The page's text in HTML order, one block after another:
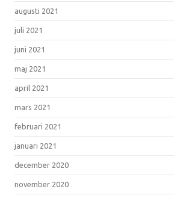
augusti 2021
juli 2021
juni 2021
maj 2021
april 2021
mars 2021
februari 2021
januari 2021
december 2020
november 2020